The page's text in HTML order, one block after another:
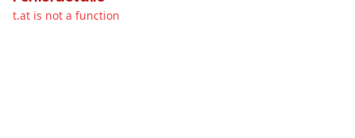
t.at is not a function